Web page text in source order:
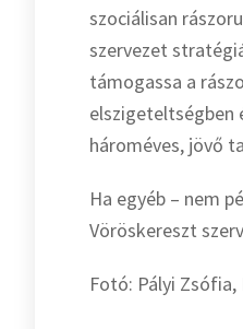
szociálisan
szervezet
támogassa a
elszigeteltségben
hároméves, jövő
Ha egyéb – nem
Vöröskereszt
Fotó: Pályi